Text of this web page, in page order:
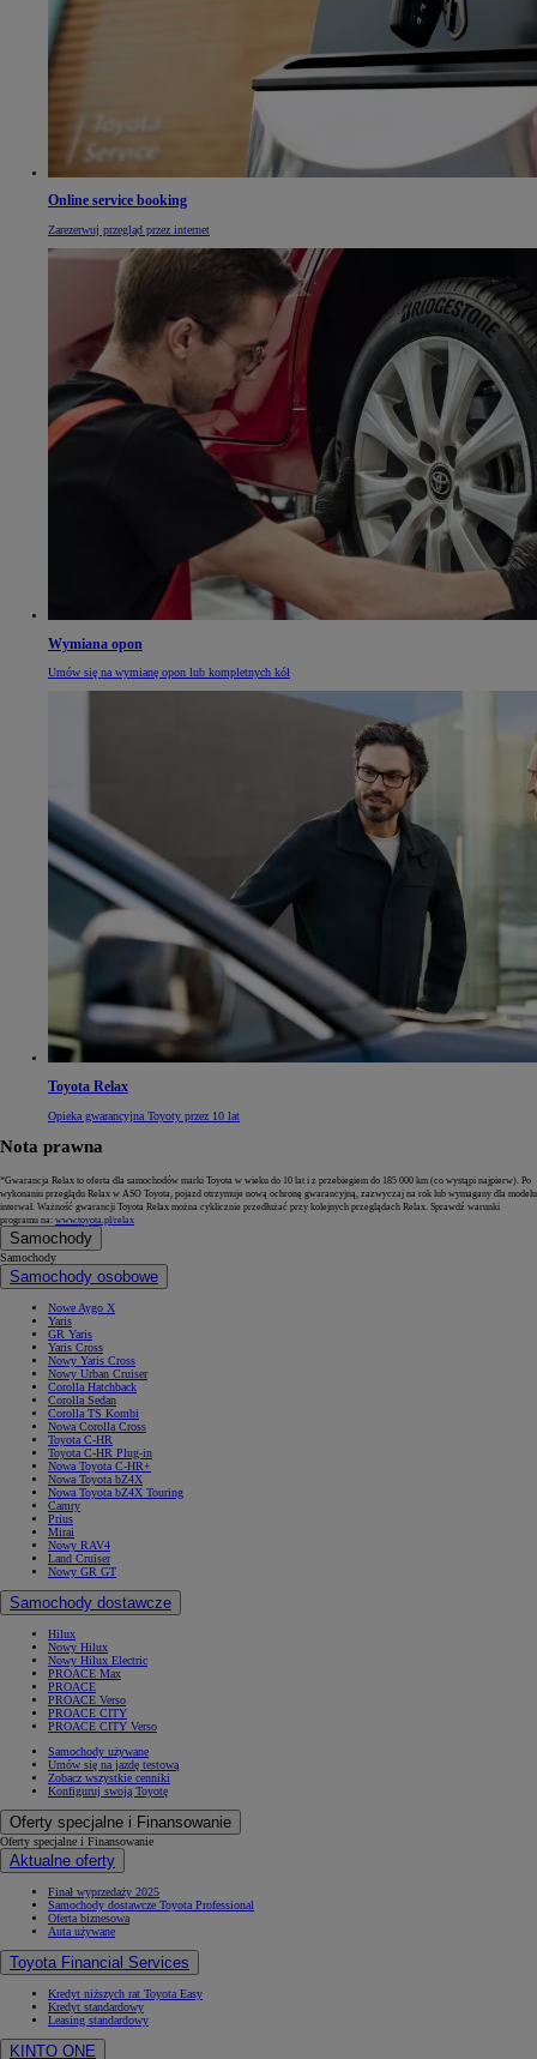
Online service booking
Zarezerwuj przegląd przez internet
Wymiana opon
Umów się na wymianę opon lub kompletnych kół
Toyota Relax
Opieka gwarancyjna Toyoty przez 10 lat
Nota prawna
*Gwarancja Relax to oferta dla samochodów marki Toyota w wieku do 10 lat i z przebiegiem do 185 000 km (co wystąpi najpierw). Po
wykonaniu przeglądu Relax w ASO Toyota, pojazd otrzymuje nową ochronę gwarancyjną, zazwyczaj na rok lub wymagany dla modelu
interwał. Ważność gwarancji Toyota Relax można cyklicznie przedłużać przy kolejnych przeglądach Relax. Sprawdź warunki
programu na: www.toyota.pl/relax
Samochody
Samochody
Samochody osobowe
Nowe Aygo X
Yaris
GR Yaris
Yaris Cross
Nowy Yaris Cross
Nowy Urban Cruiser
Corolla Hatchback
Corolla Sedan
Corolla TS Kombi
Nowa Corolla Cross
Toyota C-HR
Toyota C-HR Plug-in
Nowa Toyota C-HR+
Nowa Toyota bZ4X
Nowa Toyota bZ4X Touring
Camry
Prius
Mirai
Nowy RAV4
Land Cruiser
Nowy GR GT
Samochody dostawcze
Hilux
Nowy Hilux
Nowy Hilux Electric
PROACE Max
PROACE
PROACE Verso
PROACE CITY
PROACE CITY Verso
Samochody używane
Umów się na jazdę testową
Zobacz wszystkie cenniki
Konfiguruj swoją Toyotę
Oferty specjalne i Finansowanie
Oferty specjalne i Finansowanie
Aktualne oferty
Finał wyprzedaży 2025
Samochody dostawcze Toyota Professional
Oferta biznesowa
Auta używane
Toyota Financial Services
Kredyt niższych rat Toyota Easy
Kredyt standardowy
Leasing standardowy
KINTO ONE